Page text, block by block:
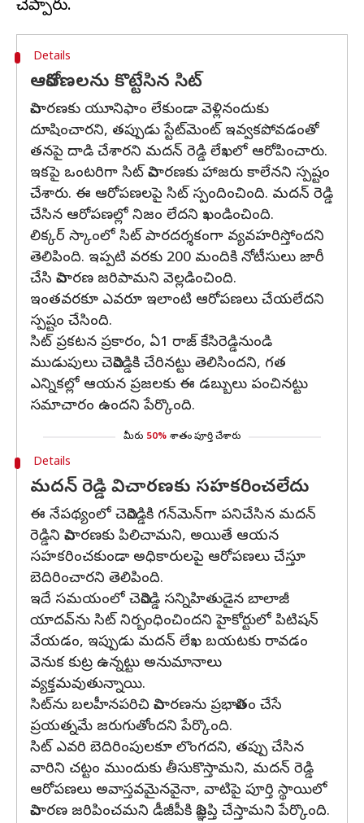
Details
ఆరోపణలను కొట్టేసిన సిట్
విచారణకు యూనిఫాం లేకుండా వెళ్లినందుకు
దూషించారని, తప్పుడు స్టేట్‌మెంట్ ఇవ్వకపోవడంతో
తనపై దాడి చేశారని మదన్ రెడ్డి లేఖలో ఆరోపించారు.
ఇకపై ఒంటరిగా సిట్ విచారణకు హాజరు కాలేనని స్పష్టం
చేశారు. ఈ ఆరోపణలపై సిట్ స్పందించింది. మదన్ రెడ్డి
చేసిన ఆరోపణల్లో నిజం లేదని ఖండించింది.
లిక్కర్ స్కాంలో సిట్ పారదర్శకంగా వ్యవహరిస్తోందని
తెలిపింది. ఇప్పటి వరకు 200 మందికి నోటీసులు జారీ
చేసి విచారణ జరిపామని వెల్లడించింది.
ఇంతవరకూ ఎవరూ ఇలాంటి ఆరోపణలు చేయలేదని
స్పష్టం చేసింది.
సిట్ ప్రకటన ప్రకారం, ఏ1 రాజ్ కేసిరెడ్డినుండి
ముడుపులు చెవిరెడ్డికి చేరినట్టు తెలిసిందని, గత
ఎన్నికల్లో ఆయన ప్రజలకు ఈ డబ్బులు పంచినట్టు
సమాచారం ఉందని పేర్కొంది.
మీరు 50% శాతం పూర్తి చేశారు
Details
మదన్ రెడ్డి విచారణకు సహకరించలేదు
ఈ నేపథ్యంలో చెవిరెడ్డికి గన్‌మెన్‌గా పనిచేసిన మదన్
రెడ్డిని విచారణకు పిలిచామని, అయితే ఆయన
సహకరించకుండా అధికారులపై ఆరోపణలు చేస్తూ
బెదిరించారని తెలిపింది.
ఇదే సమయంలో చెవిరెడ్డి సన్నిహితుడైన బాలాజీ
యాదవ్‌ను సిట్ నిర్బంధించిందని హైకోర్టులో పిటిషన్
వేయడం, ఇప్పుడు మదన్ లేఖ బయటకు రావడం
వెనుక కుట్ర ఉన్నట్టు అనుమానాలు
వ్యక్తమవుతున్నాయి.
సిట్‌ను బలహీనపరిచి విచారణను ప్రభావితం చేసే
ప్రయత్నమే జరుగుతోందని పేర్కొంది.
సిట్ ఎవరి బెదిరింపులకూ లొంగదని, తప్పు చేసిన
వారిని చట్టం ముందుకు తీసుకొస్తామని, మదన్ రెడ్డి
ఆరోపణలు అవాస్తవమైనవైనా, వాటిపై పూర్తి స్థాయిలో
విచారణ జరిపించమని డీజీపీకి విజ్ఞప్తి చేస్తామని పేర్కొంది.